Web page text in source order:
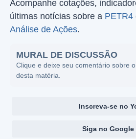
Acompanhe cotações,
últimas notícias sobre a PETR4
Análise de Ações.
MURAL DE DISCUSSÃO
Clique e deixe seu comentário sobre
desta matéria.
Inscreva-se no
Siga no Google